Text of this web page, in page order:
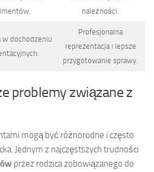
należności.
w dochodzeniu
Profesjonalna
reprezentacja i lepsze
przygotowanie sprawy.
problemy związane z
mogą być różnorodne i często
Jednym z najczęstszych trudności
przez rodzica zobowiązanego do